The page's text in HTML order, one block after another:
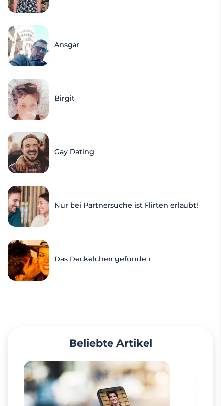
Ansgar
Birgit
Gay Dating
Nur bei Partnersuche ist Flirten erlaubt!
Das Deckelchen gefunden
Beliebte Artikel